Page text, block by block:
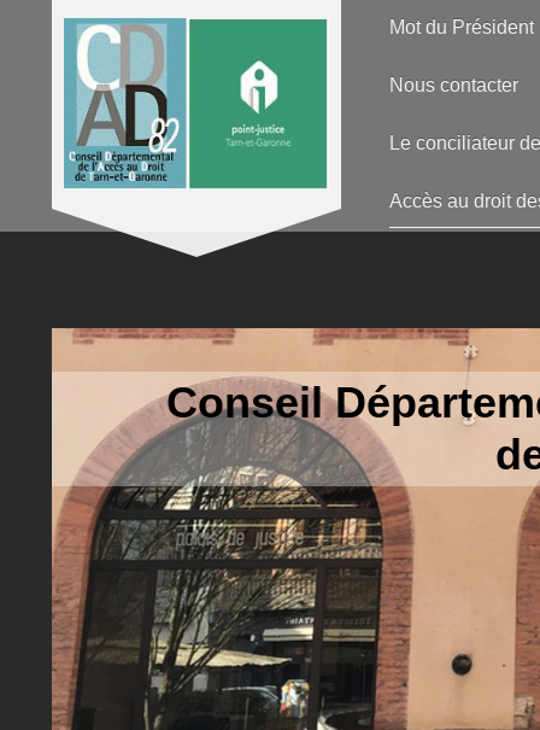
Mot du Président
Nous contacter
Le conciliateur
Accès au droit
Conseil
de